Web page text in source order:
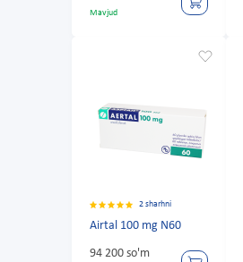
Mavjud
2 sharhni
Airtal 100 mg N60
94 200 so'm